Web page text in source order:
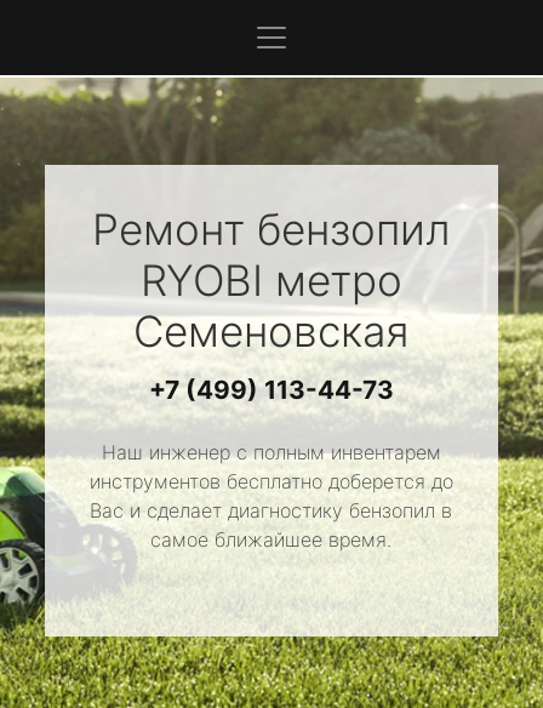
Ремонт бензопил
RYOBI метро
Семеновская
+7 (499) 113-44-73
Наш инженер с полным инвентарем
инструментов бесплатно доберется до
Вас и сделает диагностику бензопил в
самое ближайшее время.